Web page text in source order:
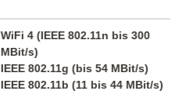
WiFi 4 (IEEE 802.11n bis 300
MBit/s)
IEEE 802.11g (bis 54 MBit/s)
IEEE 802.11b (11 bis 44 MBit/s)